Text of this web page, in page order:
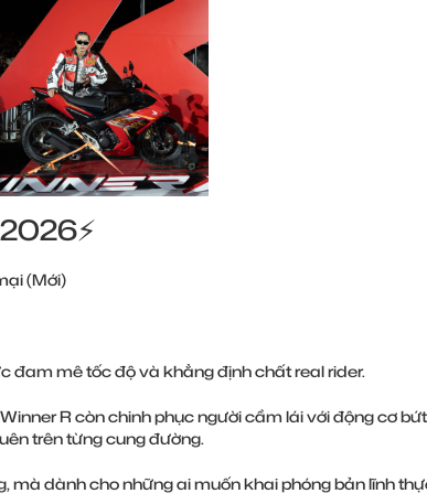
(Mới)
đam mê tốc độ và khẳng định chất real rider.
R còn chinh phục người cầm lái với động cơ
trên từng cung đường.
mà dành cho những ai muốn khai phóng bản lĩnh